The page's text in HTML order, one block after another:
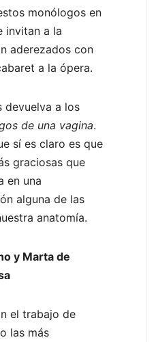
monólogos en
invitan a la
aderezados con
a la ópera.
devuelva a los
de una vagina.
sí es claro es que
graciosas que
en una
alguna de las
anatomía.
y Marta de
el trabajo de
las más